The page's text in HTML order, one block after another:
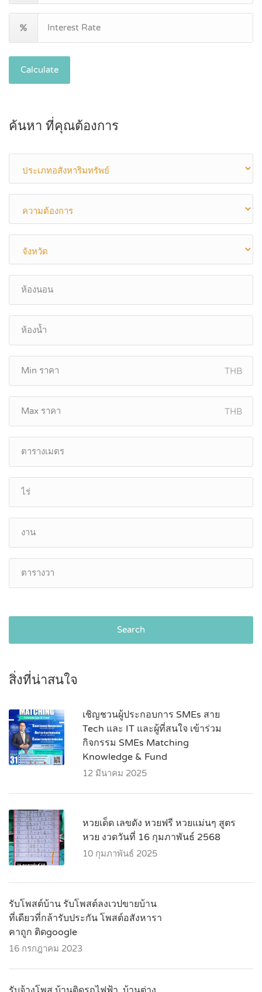
Calculate
ค้นหา ที่คุณต้องการ
THB
THB
Search
สิ่งที่น่าสนใจ
เชิญชวนผู้ประกอบการ SMEs สาย
Tech และ IT และผู้ที่สนใจ เข้าร่วม
กิจกรรม SMEs Matching
Knowledge & Fund
12 มีนาคม 2025
หวยเด็ด เลขดัง หวยฟรี หวยแม่นๆ สูตร
หวย งวดวันที่ 16 กุมภาพันธ์ 2568
10 กุมภาพันธ์ 2025
รับโพสต์บ้าน รับโพสต์ลงเวปขายบ้าน
ที่เดียวที่กล้ารับประกัน โพสต์อสังหารา
คาถูก ติดgoogle
16 กรกฎาคม 2023